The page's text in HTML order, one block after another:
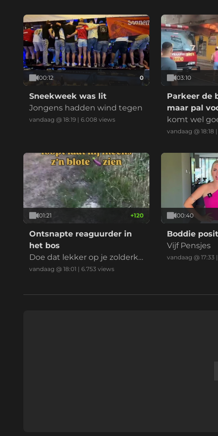
00:12 0
Sneekweek was lit
Jongens hadden wind tegen
vandaag @ 18:19 | 6.008 views
03:10
Parkeer de
maar pal
komt wel
vandaag @ 18:18 |
01:21 +120
Ontsnapte reaguurder in
het bos
Doe dat lekker op je zolderka
mer mafkees
vandaag @ 18:01 | 6.753 views
00:40
Boddie
Vijf Pensjes
vandaag @ 17:33 |